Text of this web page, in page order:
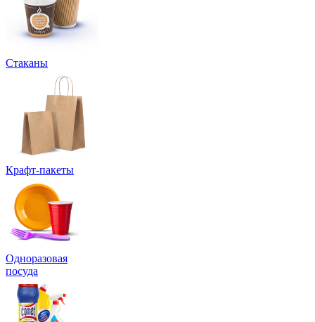
Стаканы
Крафт-пакеты
Одноразовая
посуда